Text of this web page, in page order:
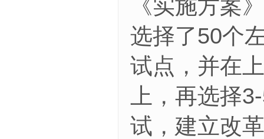
《实施方案
选择了50个
试点，并在
上，再选择
试，建立改